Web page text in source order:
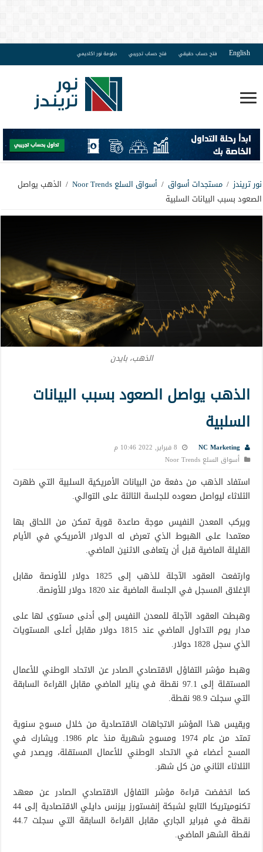
English فتح حساب حقيقي فتح حساب تجريبي دبلومة نور اكاديمي
نور تريندز / مستجدات أسواق / أسواق السلع Noor Trends / الذهب يواصل
الصعود بسبب البيانات السلبية
الذهب، بايدن
الذهب يواصل الصعود بسبب البيانات
السلبية
NC Marketing
8 فبراير, 2022 10:46 م
أسواق السلع Noor Trends
استفاد الذهب من دفعة من البيانات الأمريكية السلبية التي ظهرت
الثلاثاء ليواصل صعوده للجلسة الثالثة على التوالي.
ويركب المعدن النفيس موجة صاعدة قوية تمكن من اللحاق بها
معتمدا على الهبوط الذي تعرض له الدولار الأمريكي في الأيام
القليلة الماضية قبل أن يتعافى الاثنين الماضي.
وارتفعت العقود الآجلة للذهب إلى 1825 دولار للأونصة مقابل
الإغلاق المسجل في الجلسة الماضية عند 1820 دولار للأونصة.
وهبطت العقود الآجلة للمعدن النفيس إلى أدنى مستوى لها على
مدار يوم التداول الماضي عند 1815 دولار مقابل أعلى المستويات
الذي سجل 1828 دولار.
وهبط مؤشر التفاؤل الاقتصادي الصادر عن الاتحاد الوطني للأعمال
المستقلة إلى 97.1 نقطة في يناير الماضي مقابل القراءة السابقة
التي سجلت 98.9 نقطة.
ويقيس هذا المؤشر الاتجاهات الاقتصادية من خلال مسوح سنوية
تمتد من عام 1974 ومسوح شهرية منذ عام 1986. ويشارك في
المسح أعضاء في الاتحاد الوطني للأعمال المستقلة، ويصدر في
الثلاثاء الثاني من كل شهر.
كما انخفضت قراءة مؤشر التفاؤل الاقتصادي الصادر عن معهد
تكنوميتريكا التابع لشبكة إنفستورز بيزنس دايلي الاقتصادية إلى 44
نقطة في فبراير الجاري مقابل القراءة السابقة التي سجلت 44.7
نقطة الشهر الماضي.